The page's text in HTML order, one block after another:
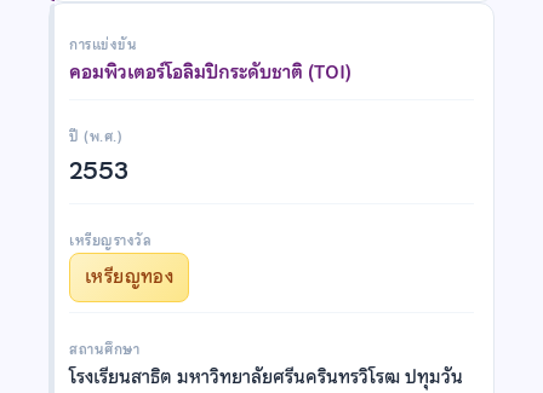
การแข่งขัน
คอมพิวเตอร์โอลิมปิกระดับชาติ (TOI)
ปี (พ.ศ.)
2553
เหรียญรางวัล
เหรียญทอง
สถานศึกษา
โรงเรียนสาธิต มหาวิทยาลัยศรีนครินทรวิโรฒ ปทุมวัน